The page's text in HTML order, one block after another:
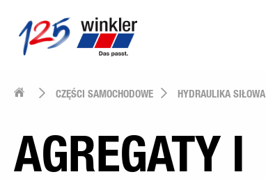
CZĘŚCI SAMOCHODOWE HYDRAULIKA SIŁOWA
AGREGATY I